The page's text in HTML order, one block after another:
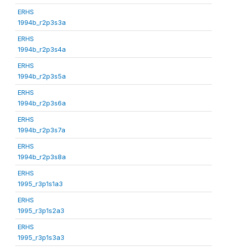
ERHS
1994b_r2p3s3a
ERHS
1994b_r2p3s4a
ERHS
1994b_r2p3s5a
ERHS
1994b_r2p3s6a
ERHS
1994b_r2p3s7a
ERHS
1994b_r2p3s8a
ERHS
1995_r3p1s1a3
ERHS
1995_r3p1s2a3
ERHS
1995_r3p1s3a3